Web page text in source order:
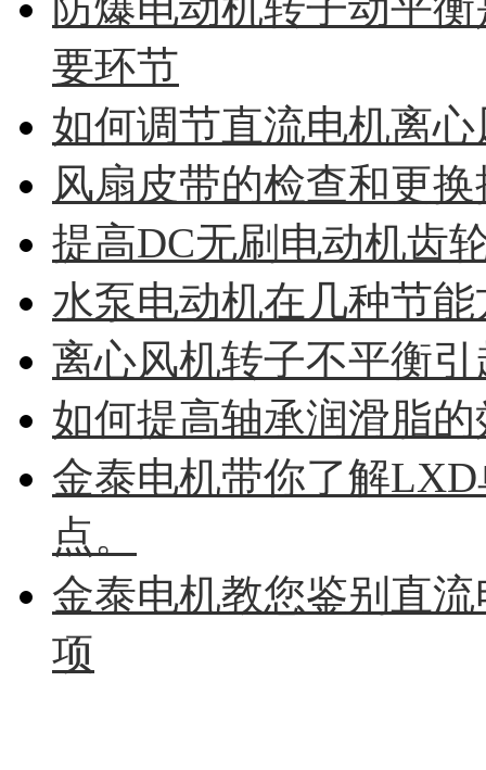
要环节
如何调节直流电机离
风扇皮带的检查和更
提高DC无刷电动机齿
水泵电动机在几种节
离心风机转子不平衡
如何提高轴承润滑脂
金泰电机带你了解
点。
金泰电机教您鉴别直
项